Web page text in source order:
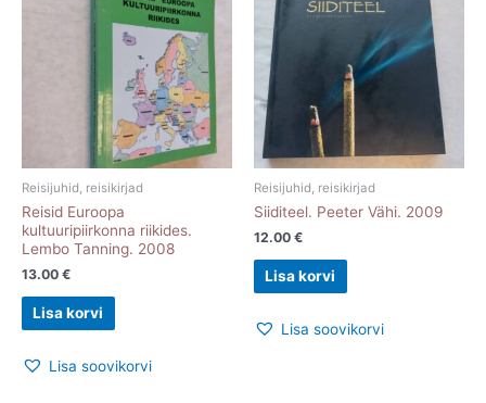
Reisijuhid, reisikirjad
Reisid Euroopa
kultuuripiirkonna riikides.
Lembo Tanning. 2008
13.00 €
Lisa korvi
Lisa soovikorvi
Reisijuhid, reisikirjad
Siiditeel. Peeter Vähi. 2009
12.00 €
Lisa korvi
Lisa soovikorvi